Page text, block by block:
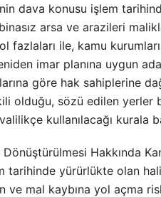
dava konusu işlem
arsa ve arazileri
fazlaları ile, kamu
imar planına uygun
göre hak sahiplerine
olduğu, sözü edilen yerler
kullanılacağı kurala
Hakkında
tarihinde yürürlükte olan
mal kaybına yol açma